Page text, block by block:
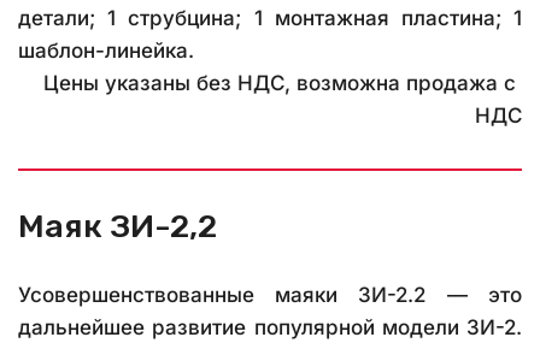
детали; 1 струбцина; 1 монтажная пластина; 1
шаблон-линейка.
Цены указаны без НДС, возможна продажа с
НДС
Маяк ЗИ-2,2
Усовершенствованные маяки ЗИ-2.2 — это
дальнейшее развитие популярной модели ЗИ-2.